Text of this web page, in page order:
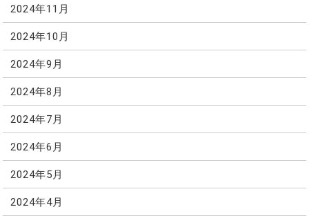
2024年11月
2024年10月
2024年9月
2024年8月
2024年7月
2024年6月
2024年5月
2024年4月